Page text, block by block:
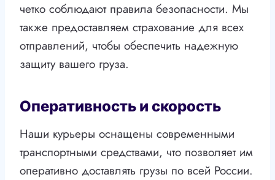
четко соблюдают правила безопасности. Мы
также предоставляем страхование для всех
отправлений, чтобы обеспечить надежную
защиту вашего груза.
Оперативность и скорость
Наши курьеры оснащены современными
транспортными средствами, что позволяет им
оперативно доставлять грузы по всей России.